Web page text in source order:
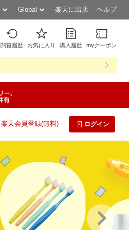
Global 楽天に出店 ヘルプ
閲覧履歴 お気に入り 購入履歴 myクーポン
楽天会員登録(無料) ログイン